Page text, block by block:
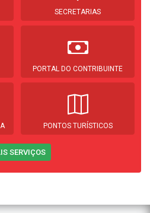
SECRETARIAS
PORTAL DO CONTRIBUINTE
PONTOS TURÍSTICOS
SERVIÇOS